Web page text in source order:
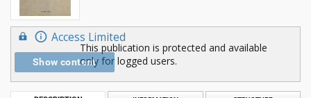
Access Limited
Show content
This publication is protected and available
only for logged users.